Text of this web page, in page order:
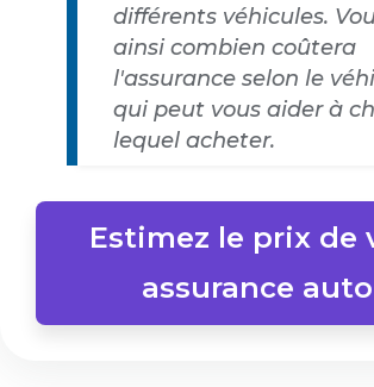
différents véhicules.
ainsi combien coûtera
l'assurance selon le
qui peut vous aider à
lequel acheter.
Estimez le prix de
assurance